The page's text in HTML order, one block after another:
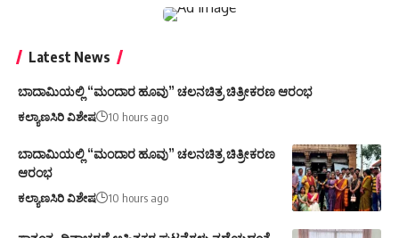
Latest News
ಬಾದಾಮಿಯಲ್ಲಿ “ಮಂದಾರ ಹೂವು” ಚಲನಚಿತ್ರ ಚಿತ್ರೀಕರಣ ಆರಂಭ
ಕಲ್ಯಾಣಸಿರಿ ವಿಶೇಷ 10 hours ago
ಬಾದಾಮಿಯಲ್ಲಿ “ಮಂದಾರ ಹೂವು” ಚಲನಚಿತ್ರ ಚಿತ್ರೀಕರಣ
ಆರಂಭ
ಕಲ್ಯಾಣಸಿರಿ ವಿಶೇಷ 10 hours ago